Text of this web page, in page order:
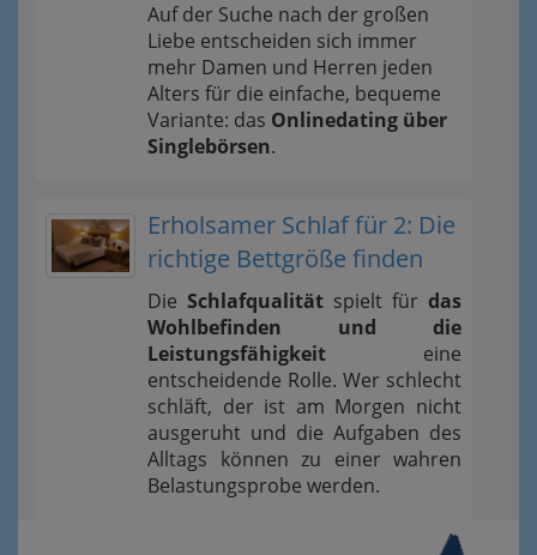
Auf der Suche nach der großen
Liebe entscheiden sich immer
mehr Damen und Herren jeden
Alters für die einfache, bequeme
Variante: das Onlinedating über
Singlebörsen.
Erholsamer Schlaf für 2: Die
richtige Bettgröße finden
Die Schlafqualität spielt für das
Wohlbefinden und die
Leistungsfähigkeit eine
entscheidende Rolle. Wer schlecht
schläft, der ist am Morgen nicht
ausgeruht und die Aufgaben des
Alltags können zu einer wahren
Belastungsprobe werden.